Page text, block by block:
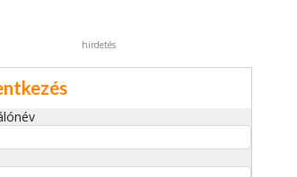
hirdetés